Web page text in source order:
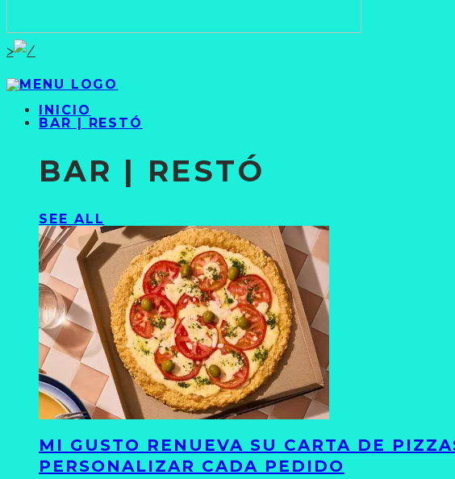
>
INICIO
BAR | RESTÓ
BAR | RESTÓ
SEE ALL
MI GUSTO RENUEVA SU CARTA DE
PERSONALIZAR CADA PEDIDO